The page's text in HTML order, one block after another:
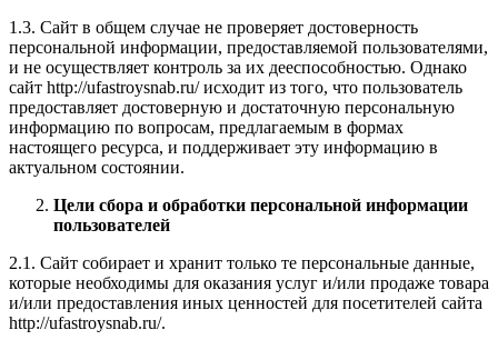
1.3. Сайт в общем случае не проверяет достоверность
персональной информации, предоставляемой пользователями,
и не осуществляет контроль за их дееспособностью. Однако
сайт http://ufastroysnab.ru/ исходит из того, что пользователь
предоставляет достоверную и достаточную персональную
информацию по вопросам, предлагаемым в формах
настоящего ресурса, и поддерживает эту информацию в
актуальном состоянии.
Цели сбора и обработки персональной информации
пользователей
2.1. Сайт собирает и хранит только те персональные данные,
которые необходимы для оказания услуг и/или продаже товара
и/или предоставления иных ценностей для посетителей сайта
http://ufastroysnab.ru/.